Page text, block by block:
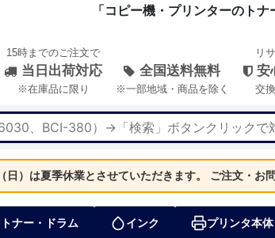
「コピー機・プリンターのトナ
15時までのご注文で
当日出荷対応
※在庫品に限り
全国送料無料
※一部地域・商品を除く
リ
安
交
日）は夏季休業とさせていただきます。 ご注文・お
トナー・ドラム インク プリンタ本体